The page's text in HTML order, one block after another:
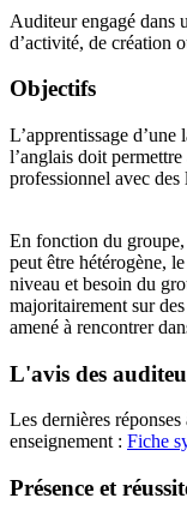
Auditeur engagé dans
d’activité, de création
Objectifs
L’apprentissage
l’anglais doit
professionnel avec
En fonction du groupe,
peut être hétérogène,
niveau et besoin du
majoritairement sur
amené à rencontrer
L'avis des
Les dernières
enseignement : Fiche
Présence et